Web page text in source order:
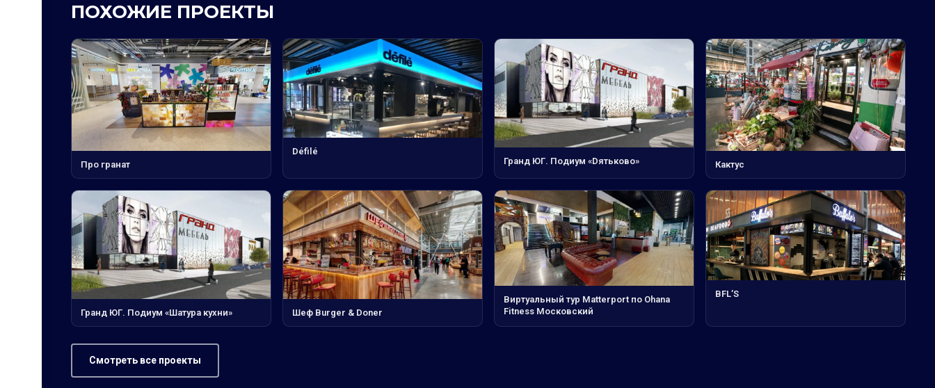
ПОХОЖИЕ ПРОЕКТЫ
Про гранат
Défilé
Гранд ЮГ. Подиум «Dятьково»
Кактус
Гранд ЮГ. Подиум «Шатура кухни» Шеф Burger & Doner
Виртуальный тур Matterport по Ohana
Fitness Московский
BFL’S
Смотреть все проекты